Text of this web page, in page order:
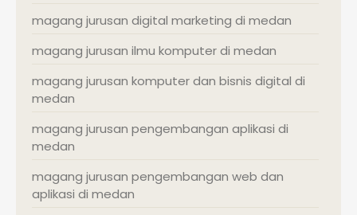
magang jurusan digital marketing di medan
magang jurusan ilmu komputer di medan
magang jurusan komputer dan bisnis digital di
medan
magang jurusan pengembangan aplikasi di
medan
magang jurusan pengembangan web dan
aplikasi di medan